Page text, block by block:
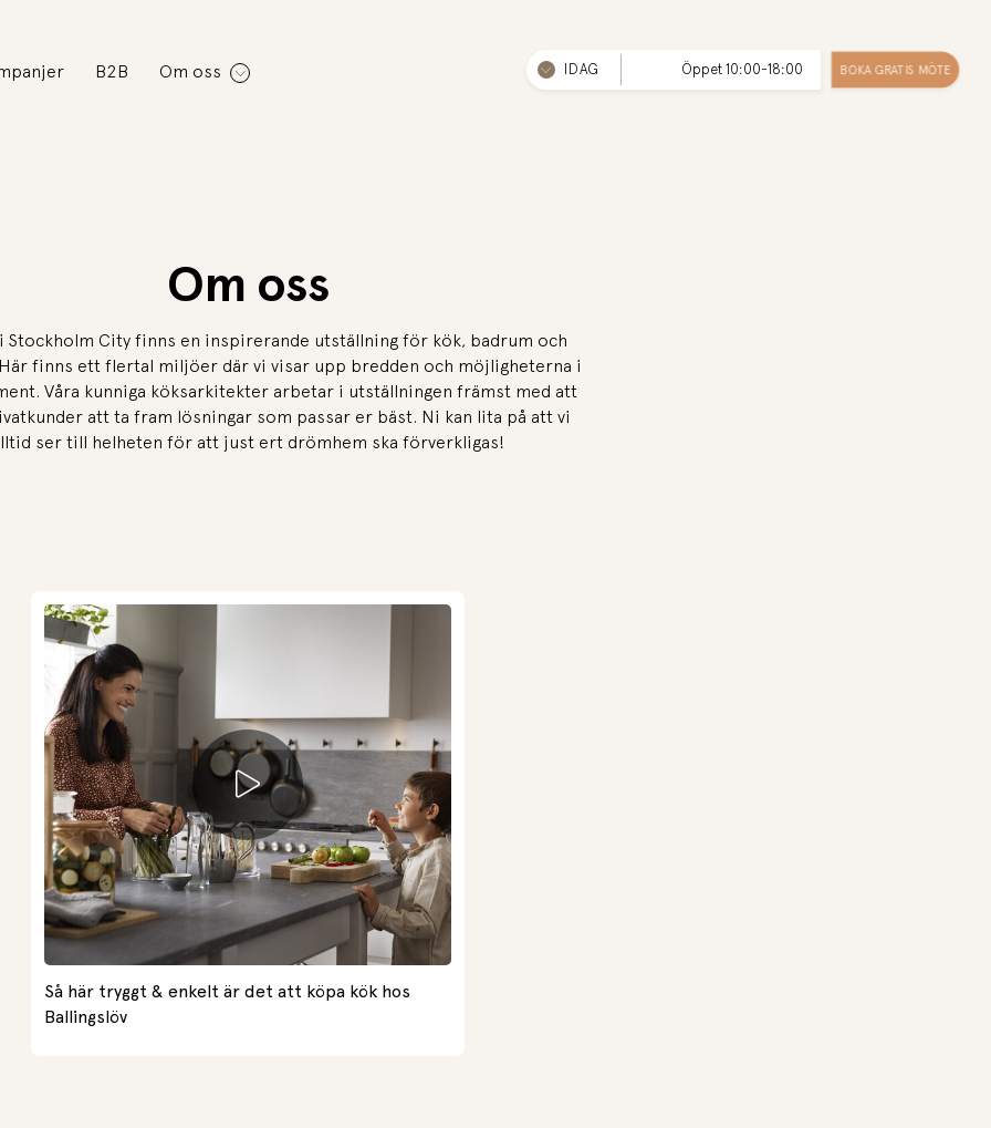
B2B Om oss IDAG Öppet 10:00-18:00 BOKA GRATIS MÖTE
Om oss
Stockholm City finns en inspirerande utställning för kök, badrum och
finns ett flertal miljöer där vi visar upp bredden och möjligheterna i
Våra kunniga köksarkitekter arbetar i utställningen främst med att
att ta fram lösningar som passar er bäst. Ni kan lita på att vi
ser till helheten för att just ert drömhem ska förverkligas!
Så här tryggt & enkelt är det att köpa kök hos
Ballingslöv